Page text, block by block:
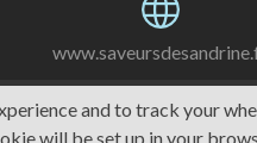
and to track your
will be set up in your